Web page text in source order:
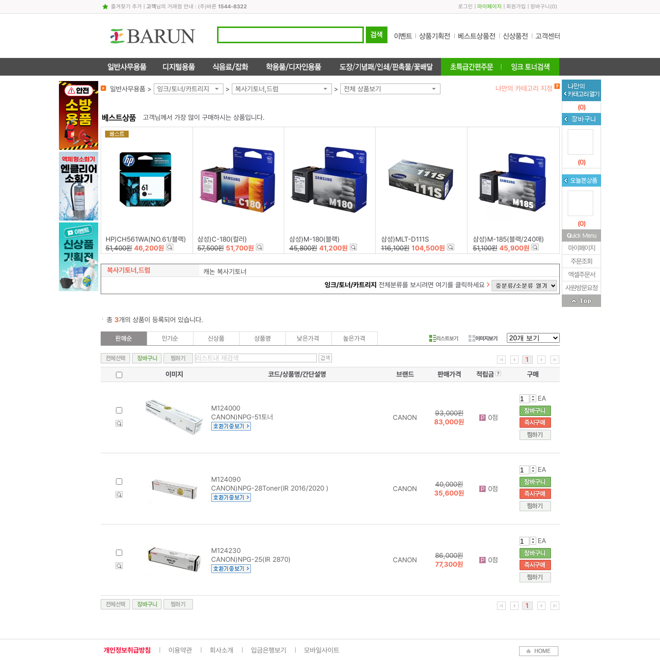
즐겨찾기 추가| 고객님의 거래점 안내 : (주)바른 1544-8322 로그인 마이페이지 회원가입 장바구니 (0)
일반사무용품 > 잉크/토너/카트리지 > 복사기토너,드럼 > 전체 상품보기 나만의 카테고리 지정
고객님께서 가장 많이 구매하시는 상품입니다.
HP)CH561WA(NO.61/블랙)
51,400원 46,200원
삼성)C-180(컬러)
57,500원 51,700원
삼성)M-180(블랙)
45,800원 41,200원
삼성)MLT-D111S
116,100원 104,500원
삼성)M-185(블랙/240매)
51,100원 45,900원
복사기토너,드럼
캐논 복사기토너
잉크/토너/카트리지 전체분류를 보시려면 여기를 클릭하세요
총 3개의 상품이 등록되어 있습니다.
리스트보기 이미지보기
1
이미지
코드/상품명/간단설명 브랜드 판매가격 적립금 구매
M124000
CANON)NPG-51토너
CANON
93,000원
83,000원
0점
EA
M124090
CANON)NPG-28Toner(IR 2016/2020 )
CANON
40,000원
35,600원
0점
EA
M124230
CANON)NPG-25(IR 2870)
CANON
86,000원
77,300원
0점
EA
1
(0)
(0)
(0)
마이페이지
주문조회
엑셀주문서
사원방문요청
개인정보취급방침 이용약관 회사소개 입금은행보기 모바일사이트